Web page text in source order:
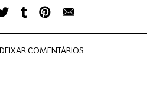
DEIXAR COMENTÁRIOS